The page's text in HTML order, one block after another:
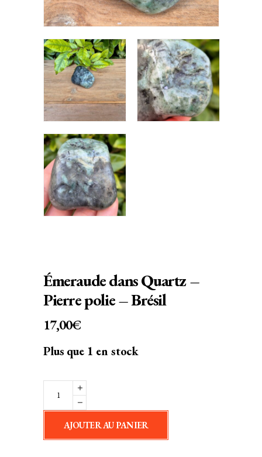
Émeraude dans Quartz –
Pierre polie – Brésil
17,00€
Plus que 1 en stock
AJOUTER AU PANIER